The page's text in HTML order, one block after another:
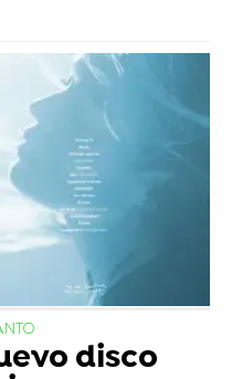
disco